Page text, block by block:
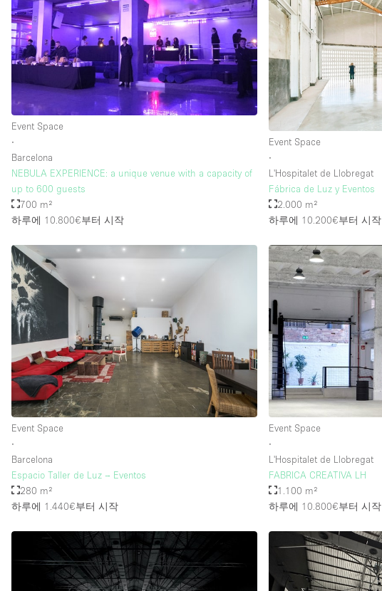
Event Space
∙
Barcelona
NEBULA EXPERIENCE: a unique venue with a capacity of
up to 600 guests
700 m²
하루에 10.800€부터 시작
Event Space
∙
L'Hospitalet de Llobregat
Fábrica de Luz y Eventos
2.000 m²
하루에 10.200€부터 시작
Event Space
∙
Barcelona
Espacio Taller de Luz – Eventos
280 m²
하루에 1.440€부터 시작
Event Space
∙
L'Hospitalet de Llobregat
FABRICA CREATIVA LH
1.100 m²
하루에 10.800€부터 시작